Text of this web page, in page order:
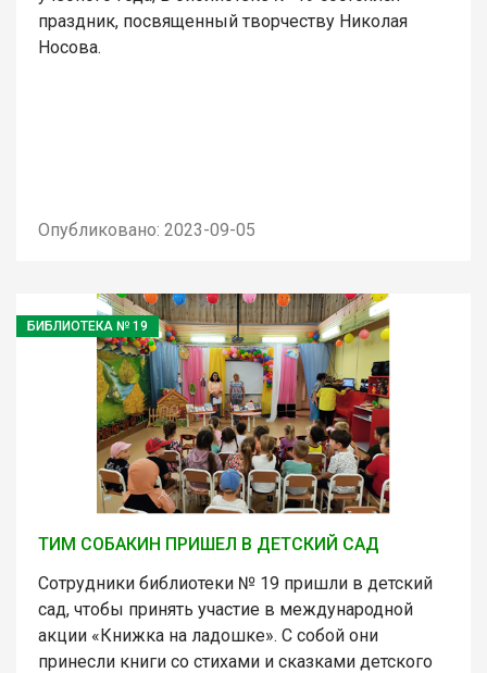
праздник, посвященный творчеству Николая
Носова.
Опубликовано: 2023-09-05
БИБЛИОТЕКА № 19
ТИМ СОБАКИН ПРИШЕЛ В ДЕТСКИЙ САД
Сотрудники библиотеки № 19 пришли в детский
сад, чтобы принять участие в международной
акции «Книжка на ладошке». С собой они
принесли книги со стихами и сказками детского